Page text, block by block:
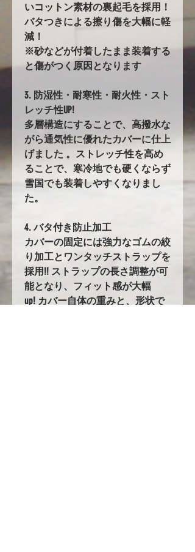
いコットン素材の裏起毛を採用！
バタつきによる擦り傷を大幅に軽
減！
※砂などが付着したまま装着する
と傷がつく原因となります
3. 防湿性・耐寒性・耐火性・スト
レッチ性UP!
多層構造にすることで、高撥水な
がら通気性に優れたカバーに仕上
げました 。ストレッチ性を高め
ることで、寒冷地でも硬くならず
雪国でも装着しやすくなりまし
た。
4. バタ付き防止加工
カバーの固定には強力なゴムの絞
り加工とワンタッチストラップを
採用!! ストラップの長さ調整が可
能となり、フィット感が大幅
up! カバー自体の重みと、形状で